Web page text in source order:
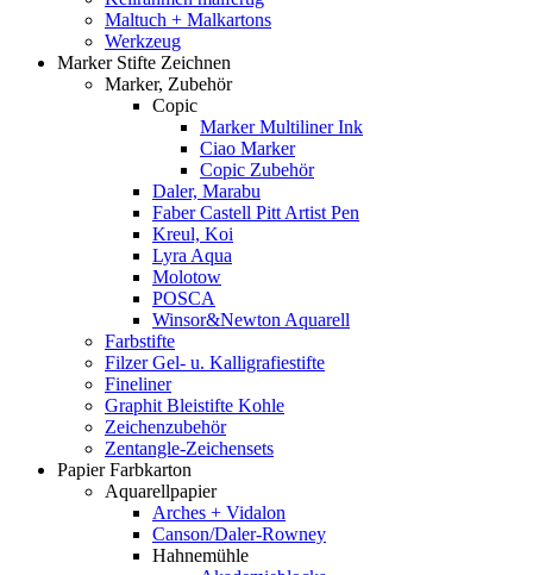
Maltuch + Malkartons
Werkzeug
Marker Stifte Zeichnen
Marker, Zubehör
Copic
Marker Multiliner Ink
Ciao Marker
Copic Zubehör
Daler, Marabu
Faber Castell Pitt Artist Pen
Kreul, Koi
Lyra Aqua
Molotow
POSCA
Winsor&Newton Aquarell
Farbstifte
Filzer Gel- u. Kalligrafiestifte
Fineliner
Graphit Bleistifte Kohle
Zeichenzubehör
Zentangle-Zeichensets
Papier Farbkarton
Aquarellpapier
Arches + Vidalon
Canson/Daler-Rowney
Hahnemühle